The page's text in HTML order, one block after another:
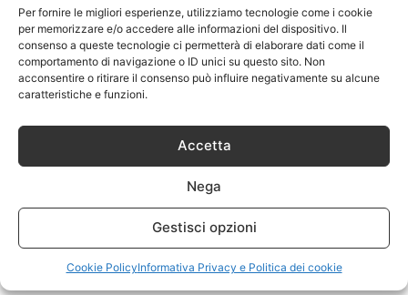
Per fornire le migliori esperienze, utilizziamo tecnologie come i cookie
per memorizzare e/o accedere alle informazioni del dispositivo. Il
consenso a queste tecnologie ci permetterà di elaborare dati come il
comportamento di navigazione o ID unici su questo sito. Non
acconsentire o ritirare il consenso può influire negativamente su alcune
caratteristiche e funzioni.
Accetta
Nega
Gestisci opzioni
Cookie PolicyInformativa Privacy e Politica dei cookie